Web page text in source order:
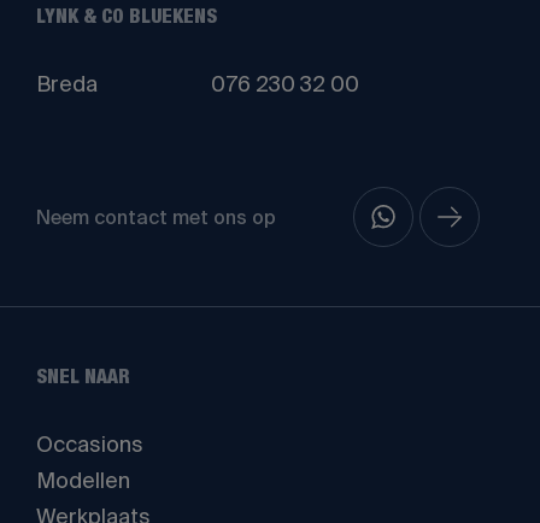
LYNK & CO BLUEKENS
Breda 076 230 32 00
Neem contact met ons op
SNEL NAAR
Occasions
Modellen
Werkplaats